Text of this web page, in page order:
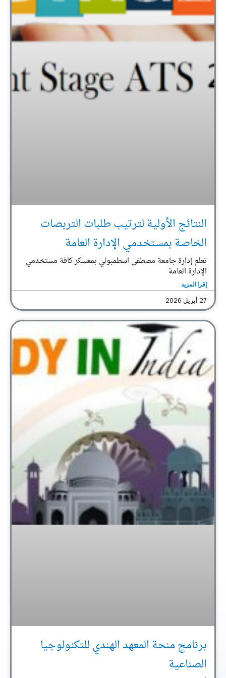
النتائج الأولية لترتيب طلبات التربصات
الخاصة بمستخدمي الإدارة العامة
تعلم إدارة جامعة مصطفى اسطمبولي بمعسكر كافة مستخدمي
الإدارة العامة
إقرا المزيد
27 أبريل 2026
برنامج منحة المعهد الهندي للتكنولوجيا
الصناعية